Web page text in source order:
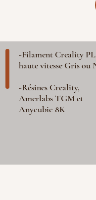
-Filament Creality
haute vitesse Gris ou
-Résines Creality,
Amerlabs TGM et
Anycubic 8K